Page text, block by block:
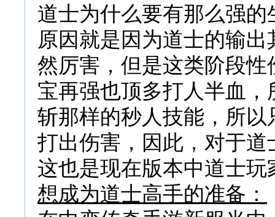
道士为什么要有那么强的
原因就是因为道士的输
然厉害，但是这类阶段
宝再强也顶多打人半血
斩那样的秒人技能，所
打出伤害，因此，对于
这也是现在版本中道士
想成为道士高手的准备：